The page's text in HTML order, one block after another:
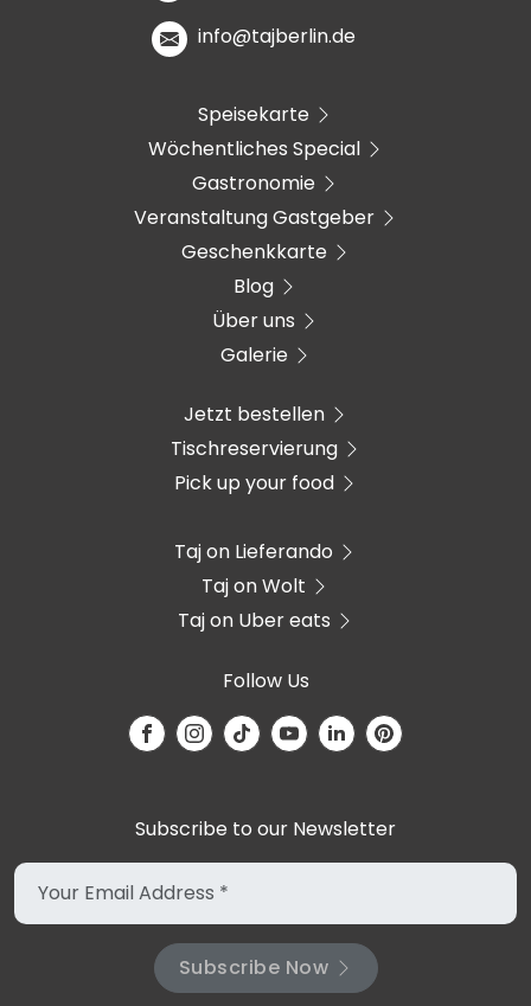
info@tajberlin.de
Speisekarte
Wöchentliches Special
Gastronomie
Veranstaltung Gastgeber
Geschenkkarte
Blog
Über uns
Galerie
Jetzt bestellen
Tischreservierung
Pick up your food
Taj on Lieferando
Taj on Wolt
Taj on Uber eats
Follow Us
Subscribe to our Newsletter
Subscribe Now